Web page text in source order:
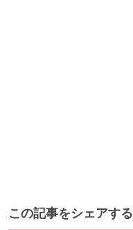
この記事をシェアする